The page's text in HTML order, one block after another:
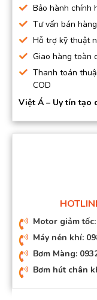
Bảo hành chính
Tư vấn bán
Hỗ trợ kỹ thuật
Giao hàng toàn
Thanh toán
COD
Việt Á – Uy tín tạo
Motor giảm
Máy nén khí:
Bơm Màng:
Bơm hút chân